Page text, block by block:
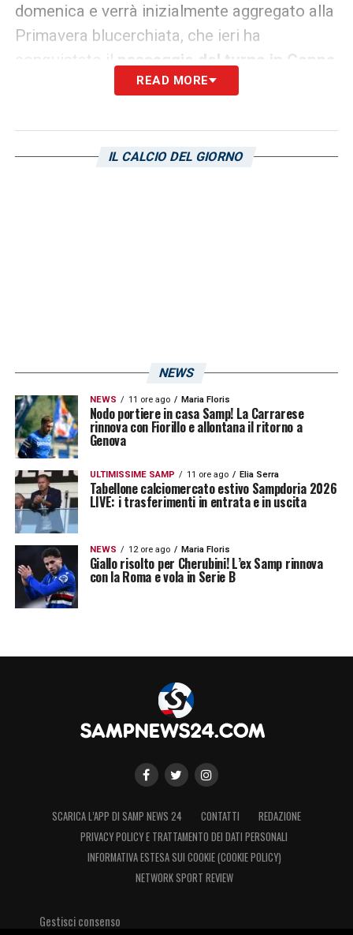
domenica e verrà inizialmente aggregato alla
Primavera blucerchiata, che ieri ha
conquistato il
passaggio del turno in Coppa
contro l’Entella.
LA PLAYLIST DELLE NOSTRE TOP NEWS
READ MORE
IL CALCIO DEL GIORNO
NEWS
NEWS 11 ore ago Maria Floris
Nodo portiere in casa Samp! La Carrarese
rinnova con Fiorillo e allontana il ritorno a
Genova
ULTIMISSIME SAMP 11 ore ago Elia Serra
Tabellone calciomercato estivo Sampdoria 2026
LIVE: i trasferimenti in entrata e in uscita
NEWS 12 ore ago Maria Floris
Giallo risolto per Cherubini! L’ex Samp rinnova
con la Roma e vola in Serie B
SCARICA L’APP DI SAMP NEWS 24 CONTATTI
REDAZIONE
PRIVACY POLICY E TRATTAMENTO DEI DATI PERSONALI
INFORMATIVA ESTESA SUI COOKIE (COOKIE POLICY)
NETWORK SPORT REVIEW
Gestisci consenso